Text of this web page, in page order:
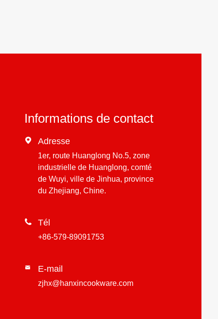
Informations de contact
 Adresse
1er, route Huanglong No.5, zone
industrielle de Huanglong, comté
de Wuyi, ville de Jinhua, province
du Zhejiang, Chine.
 Tél
+86-579-89091753
 E-mail
zjhx@hanxincookware.com